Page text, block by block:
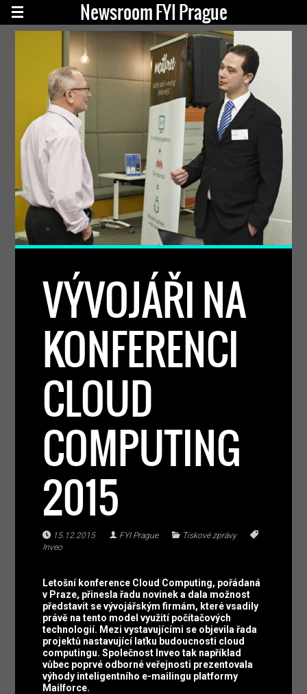
Newsroom FYI Prague
VÝVOJÁŘI NA
KONFERENCI
CLOUD
COMPUTING
2015
15.12.2015 FYI Prague
Tiskové zprávy
Inveo
Letošní konference Cloud Computing, pořádaná
v Praze, přinesla řadu novinek a dala možnost
představit se vývojářským firmám, které vsadily
právě na tento model využití počítačových
technologií. Mezi vystavujícími se objevila řada
projektů nastavující laťku budoucnosti cloud
computingu. Společnost Inveo tak například
vůbec poprvé odborné veřejnosti prezentovala
výhody inteligentního e-mailingu platformy
Mailforce.